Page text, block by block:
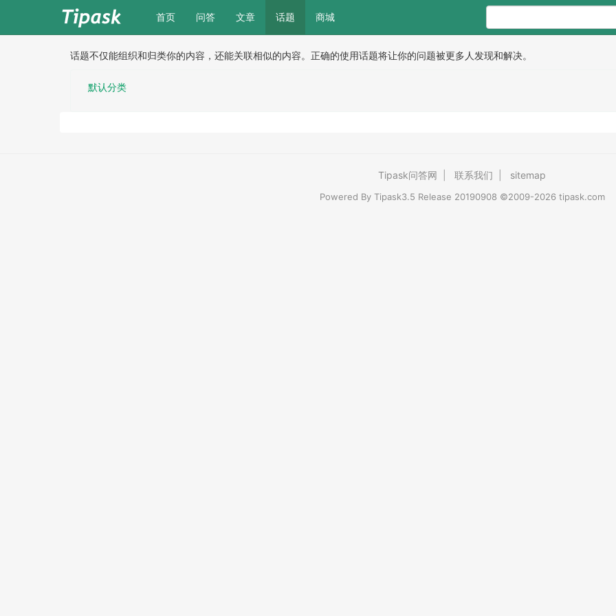
首页(current)
问答 文章 话题 商城
话题不仅能组织和归类你的内容，还能关联相似的内容。正确的使用话题将让你的问题被更多人发现和解决。
默认分类
Tipask问答网 联系我们 sitemap
Powered By Tipask3.5 Release 20190908 ©2009-2026 tipask.com